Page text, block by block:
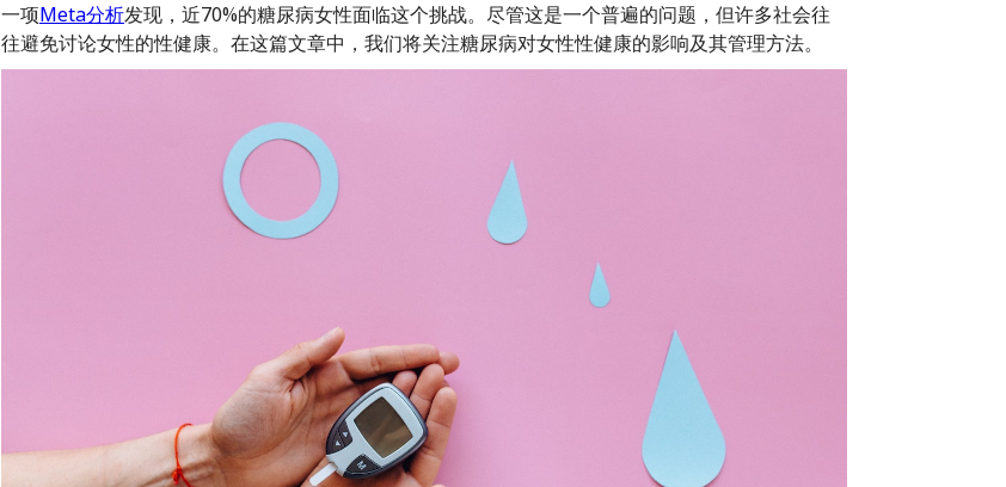
一项Meta分析发现，近70%的糖尿病女性面临这个挑战。尽管这是一个普遍的问题，但许多社会往
往避免讨论女性的性健康。在这篇文章中，我们将关注糖尿病对女性性健康的影响及其管理方法。